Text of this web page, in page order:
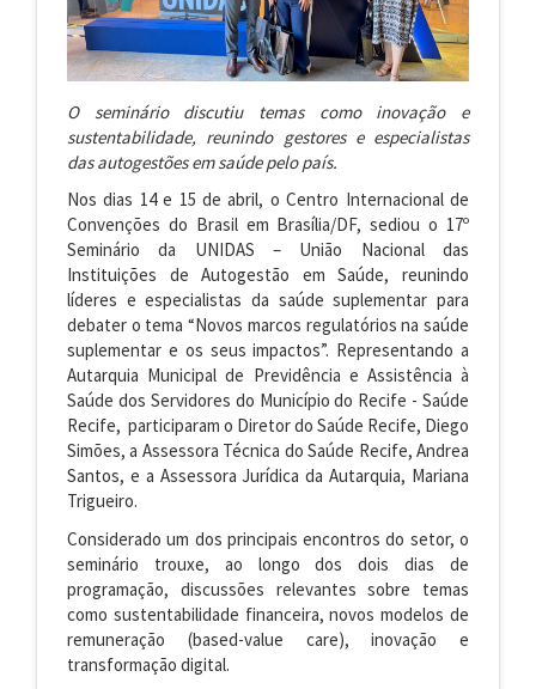
O seminário discutiu temas como inovação e
sustentabilidade, reunindo gestores e especialistas
das autogestões em saúde pelo país.
Nos dias 14 e 15 de abril, o Centro Internacional de
Convenções do Brasil em Brasília/DF, sediou o 17º
Seminário da UNIDAS – União Nacional das
Instituições de Autogestão em Saúde, reunindo
líderes e especialistas da saúde suplementar para
debater o tema “Novos marcos regulatórios na saúde
suplementar e os seus impactos”. Representando a
Autarquia Municipal de Previdência e Assistência à
Saúde dos Servidores do Município do Recife - Saúde
Recife, participaram o Diretor do Saúde Recife, Diego
Simões, a Assessora Técnica do Saúde Recife, Andrea
Santos, e a Assessora Jurídica da Autarquia, Mariana
Trigueiro.
Considerado um dos principais encontros do setor, o
seminário trouxe, ao longo dos dois dias de
programação, discussões relevantes sobre temas
como sustentabilidade financeira, novos modelos de
remuneração (based-value care), inovação e
transformação digital.